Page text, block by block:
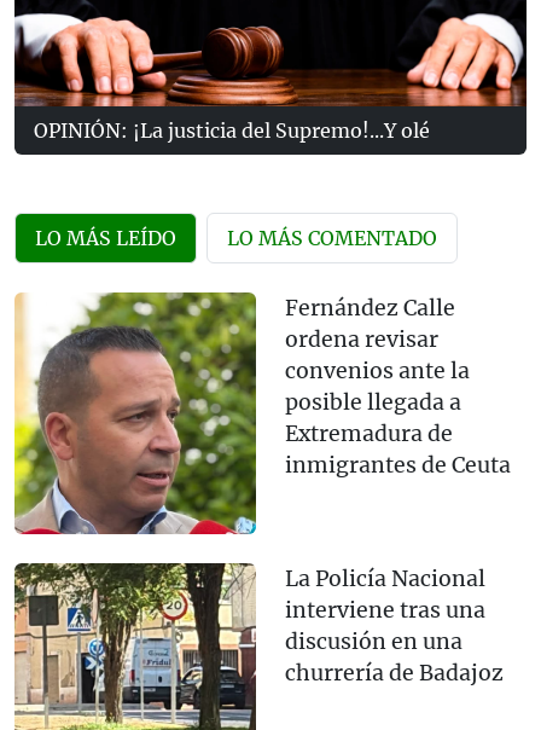
OPINIÓN: ¡La justicia del Supremo!...Y olé
LO MÁS LEÍDO LO MÁS COMENTADO
Fernández Calle
ordena revisar
convenios ante la
posible llegada a
Extremadura de
inmigrantes de Ceuta
La Policía Nacional
interviene tras una
discusión en una
churrería de Badajoz